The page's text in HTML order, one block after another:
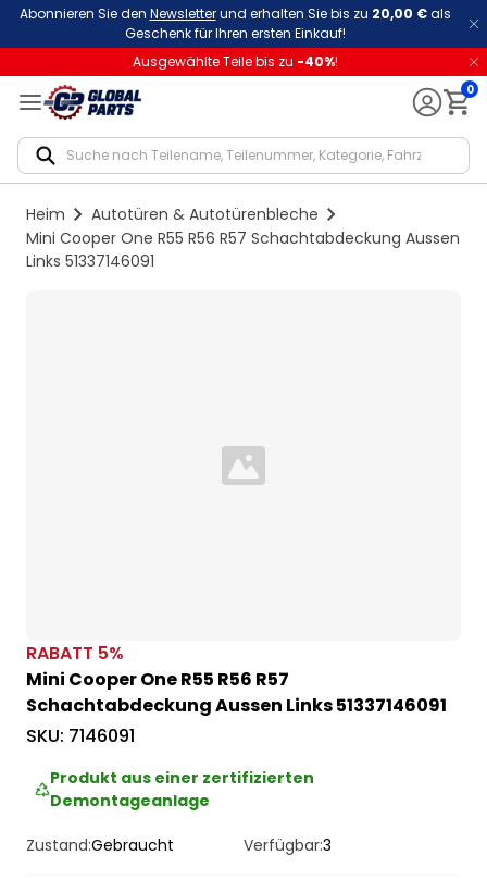
Abonnieren Sie den Newsletterund erhalten Sie bis zu 20,00 €als
Geschenk für Ihren ersten Einkauf!
Ausgewählte Teile bis zu -40%!
0
Heim
Autotüren & Autotürenbleche
Mini Cooper One R55 R56 R57 Schachtabdeckung Aussen
Links 51337146091
Loading...
RABATT 5%
Mini Cooper One R55 R56 R57
Schachtabdeckung Aussen Links 51337146091
SKU: 7146091
Produkt aus einer zertifizierten
Demontageanlage
Zustand:Gebraucht Verfügbar:3